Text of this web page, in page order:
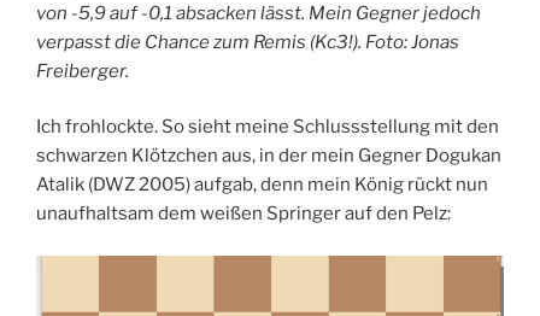
von -5,9 auf -0,1 absacken lässt. Mein Gegner jedoch
verpasst die Chance zum Remis (Kc3!). Foto: Jonas
Freiberger.
Ich frohlockte. So sieht meine Schlussstellung mit den
schwarzen Klötzchen aus, in der mein Gegner Dogukan
Atalik (DWZ 2005) aufgab, denn mein König rückt nun
unaufhaltsam dem weißen Springer auf den Pelz: